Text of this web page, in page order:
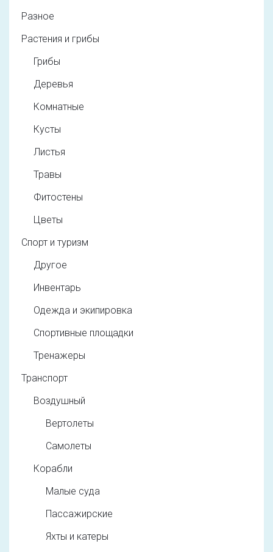
Разное
Растения и грибы
Грибы
Деревья
Комнатные
Кусты
Листья
Травы
Фитостены
Цветы
Спорт и туризм
Другое
Инвентарь
Одежда и экипировка
Спортивные площадки
Тренажеры
Транспорт
Воздушный
Вертолеты
Самолеты
Корабли
Малые суда
Пассажирские
Яхты и катеры